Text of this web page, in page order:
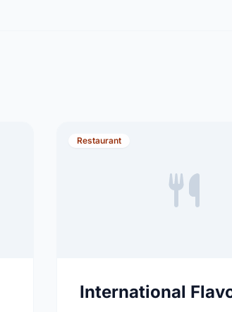
Restaurant
International